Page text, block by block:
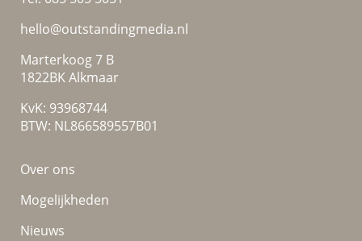
hello@outstandingmedia.nl
Marterkoog 7 B
1822BK Alkmaar
KvK: 93968744
BTW: NL866589557B01
Over ons
Mogelijkheden
Nieuws